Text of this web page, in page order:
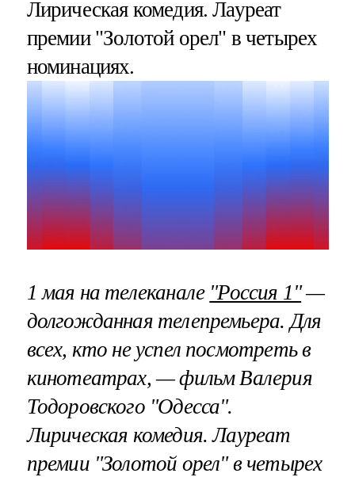
Лирическая комедия. Лауреат
премии "Золотой орел" в четырех
номинациях.
1 мая на телеканале "Россия 1"—
долгожданная телепремьера. Для
всех, кто не успел посмотреть в
кинотеатрах, — фильм Валерия
Тодоровского "Одесса".
Лирическая комедия. Лауреат
премии "Золотой орел" в четырех